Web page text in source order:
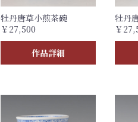
牡丹唐草小煎茶碗
￥27,500
作品詳細
牡丹
￥